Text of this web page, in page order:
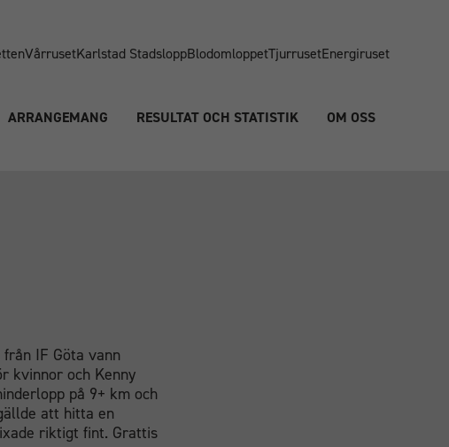
VårrusetKarlstad StadsloppBlodomloppetTjurrusetEnergiruset
ARRANGEMANG RESULTAT OCH STATISTIK OM OSS
IF Göta vann
kvinnor och Kenny
på 9+ km och
att hitta en
riktigt fint. Grattis